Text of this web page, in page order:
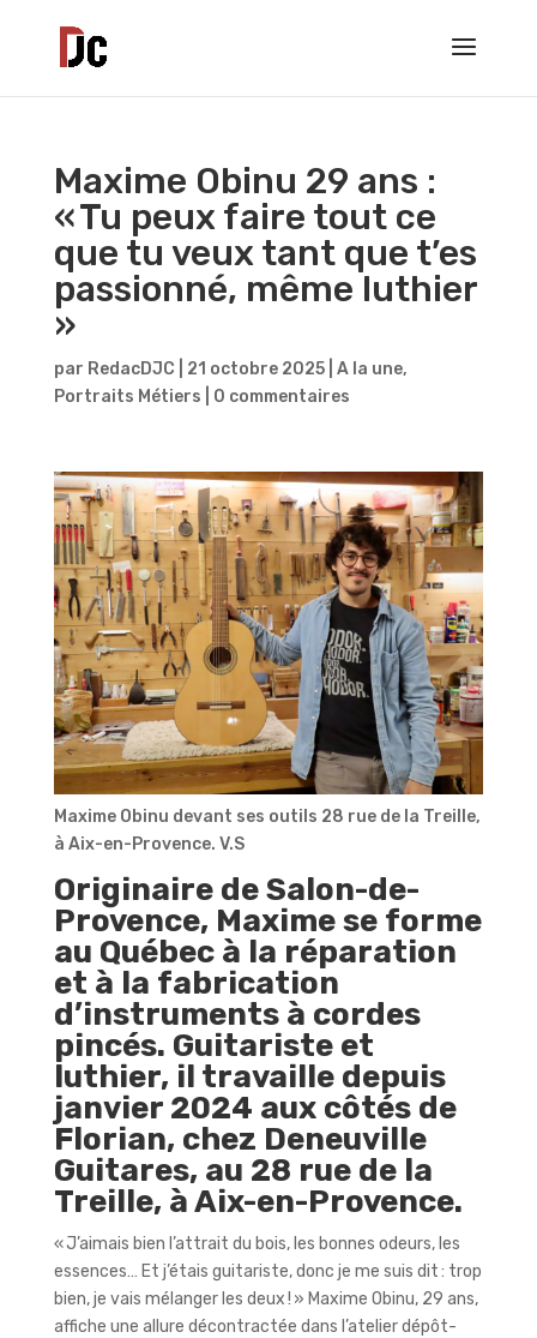
Maxime Obinu 29 ans :
« Tu peux faire tout ce
que tu veux tant que t’es
passionné, même luthier
»
par RedacDJC 21 octobre 2025| A la une,
Portraits Métiers
0 commentaires
Maxime Obinu devant ses outils 28 rue de la Treille,
à Aix-en-Provence. V.S
Originaire de Salon-de-
Provence, Maxime se forme
au Québec à la réparation
et à la fabrication
d’instruments à cordes
pincés. Guitariste et
luthier, il travaille depuis
janvier 2024 aux côtés de
Florian, chez Deneuville
Guitares, au 28 rue de la
Treille, à Aix-en-Provence.
« J’aimais bien l’attrait du bois, les bonnes odeurs, les
essences… Et j’étais guitariste, donc je me suis dit : trop
bien, je vais mélanger les deux ! » Maxime Obinu, 29 ans,
affiche une allure décontractée dans l’atelier dépôt-